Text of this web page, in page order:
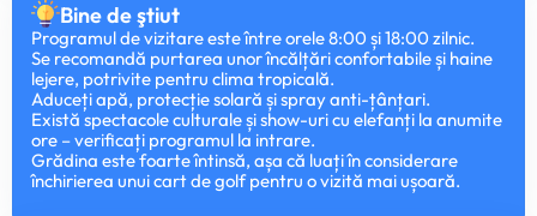
Bine de ştiut
Programul de vizitare este între orele 8:00 și 18:00 zilnic.
Se recomandă purtarea unor încălțări confortabile și haine
lejere, potrivite pentru clima tropicală.
Aduceți apă, protecție solară și spray anti-țânțari.
Există spectacole culturale și show-uri cu elefanți la anumite
ore – verificați programul la intrare.
Grădina este foarte întinsă, așa că luați în considerare
închirierea unui cart de golf pentru o vizită mai ușoară.